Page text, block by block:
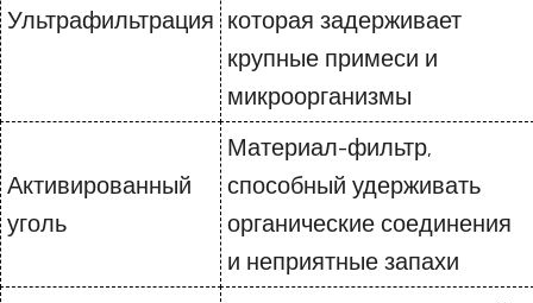
Ультрафильтрация которая задерживает
крупные примеси и
микроорганизмы
Активированный
уголь
Материал-фильтр,
способный удерживать
органические соединения
и неприятные запахи